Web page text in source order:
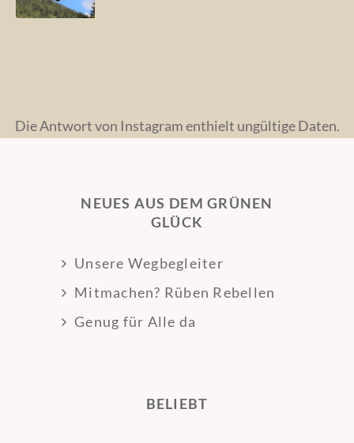
Die Antwort von Instagram enthielt ungültige Daten.
NEUES AUS DEM GRÜNEN
GLÜCK
Unsere Wegbegleiter
Mitmachen? Rüben Rebellen
Genug für Alle da
BELIEBT